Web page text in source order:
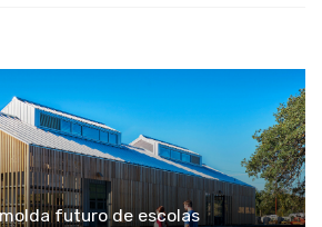
futuro de escolas